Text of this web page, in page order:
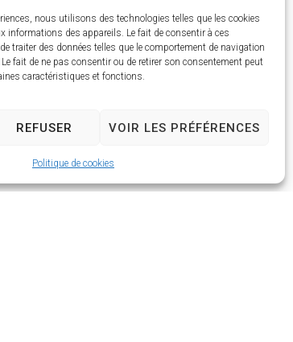
nous utilisons des technologies telles que les cookies
informations des appareils. Le fait de consentir à ces
traiter des données telles que le comportement de navigation
fait de ne pas consentir ou de retirer son consentement peut
caractéristiques et fonctions.
REFUSER VOIR LES PRÉFÉRENCES
Politique de cookies